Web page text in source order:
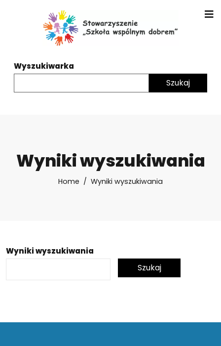
Wyszukiwarka
Wyniki wyszukiwania
Home Wyniki wyszukiwania
Wyniki wyszukiwania